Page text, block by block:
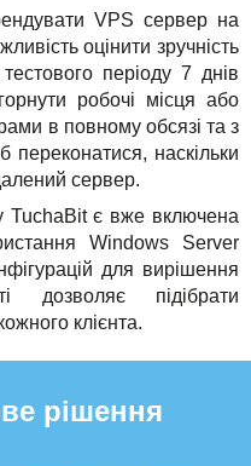
VPS сервер на
оцінити зручність
періоду 7 днів
робочі місця або
в повному обсязі та з
наскільки
сервер.
TuchaBit є вже включена
Windows Server
для вирішення
дозволяє підібрати
клієнта.
рішення